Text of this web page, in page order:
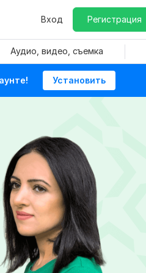
Вход Регистрация
Аудио, видео, съемка
Установить